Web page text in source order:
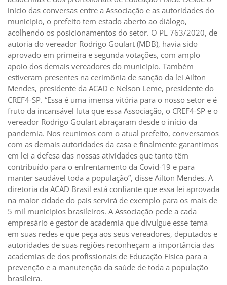
início das conversas entre a Associação e as autoridades do
município, o prefeito tem estado aberto ao diálogo,
acolhendo os posicionamentos do setor. O PL 763/2020, de
autoria do vereador Rodrigo Goulart (MDB), havia sido
aprovado em primeira e segunda votações, com amplo
apoio dos demais vereadores do município. Também
estiveram presentes na cerimônia de sanção da lei Ailton
Mendes, presidente da ACAD e Nelson Leme, presidente do
CREF4-SP. “Essa é uma imensa vitória para o nosso setor e é
fruto da incansável luta que essa Associação, o CREF4-SP e o
vereador Rodrigo Goulart abraçaram desde o início da
pandemia. Nos reunimos com o atual prefeito, conversamos
com as demais autoridades da casa e finalmente garantimos
em lei a defesa das nossas atividades que tanto têm
contribuído para o enfrentamento da Covid-19 e para
manter saudável toda a população”, disse Ailton Mendes. A
diretoria da ACAD Brasil está confiante que essa lei aprovada
na maior cidade do país servirá de exemplo para os mais de
5 mil municípios brasileiros. A Associação pede a cada
empresário e gestor de academia que divulgue esse tema
em suas redes e que peça aos seus vereadores, deputados e
autoridades de suas regiões reconheçam a importância das
academias de dos profissionais de Educação Física para a
prevenção e a manutenção da saúde de toda a população
brasileira.